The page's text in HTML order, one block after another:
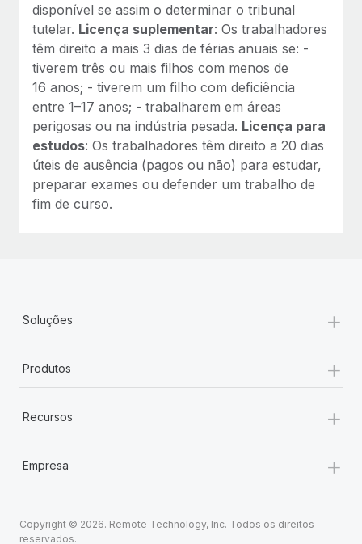
disponível se assim o determinar o tribunal
tutelar. Licença suplementar: Os trabalhadores
têm direito a mais 3 dias de férias anuais se: -
tiverem três ou mais filhos com menos de
16 anos; - tiverem um filho com deficiência
entre 1–17 anos; - trabalharem em áreas
perigosas ou na indústria pesada. Licença para
estudos: Os trabalhadores têm direito a 20 dias
úteis de ausência (pagos ou não) para estudar,
preparar exames ou defender um trabalho de
fim de curso.
Soluções +
Produtos +
Recursos +
Empresa +
Copyright © 2026. Remote Technology, Inc. Todos os direitos
reservados.